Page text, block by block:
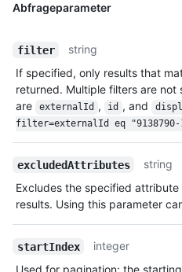
Abfrageparameter
filter
string
If specified, only results that
returned. Multiple filters are not
are
externalId , id , and
filter=externalId eq "9138790-
excludedAttributes
string
Excludes the specified
results. Using this parameter
startIndex
integer